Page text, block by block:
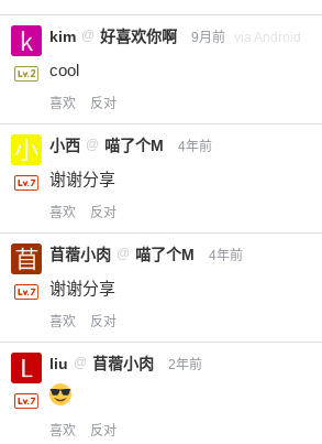
kim @ 好喜欢你啊 9月前 via Android
cool
喜欢 反对
小西 @ 喵了个M 4年前
谢谢分享
喜欢 反对
苜蓿小肉 @ 喵了个M 4年前
谢谢分享
喜欢 反对
liu @ 苜蓿小肉 2年前
喜欢 反对